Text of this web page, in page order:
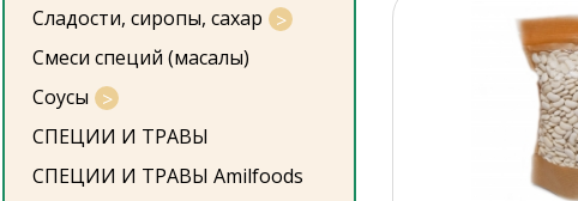
Сладости, сиропы, сахар
Смеси специй (масалы)
Соусы
СПЕЦИИ И ТРАВЫ
СПЕЦИИ И ТРАВЫ Amilfoods